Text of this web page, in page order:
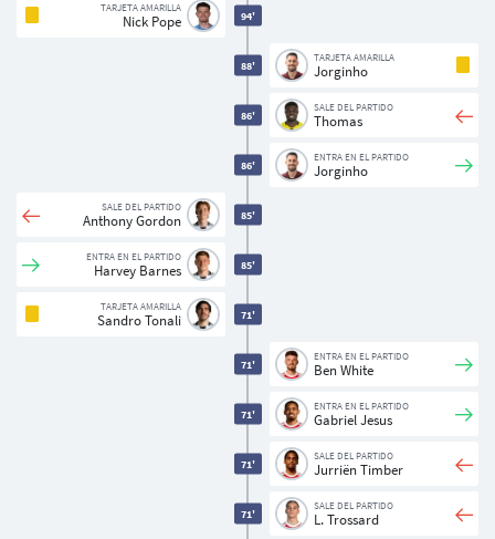
71'
SALE DEL PARTIDO
L. Trossard
71'
SALE DEL PARTIDO
Jurriën Timber
71'
ENTRA EN EL PARTIDO
Gabriel Jesus
71'
ENTRA EN EL PARTIDO
Ben White
71'
TARJETA AMARILLA
Sandro Tonali
85'
ENTRA EN EL PARTIDO
Harvey Barnes
85'
SALE DEL PARTIDO
Anthony Gordon
86'
ENTRA EN EL PARTIDO
Jorginho
86'
SALE DEL PARTIDO
Thomas
88'
TARJETA AMARILLA
Jorginho
94'
TARJETA AMARILLA
Nick Pope